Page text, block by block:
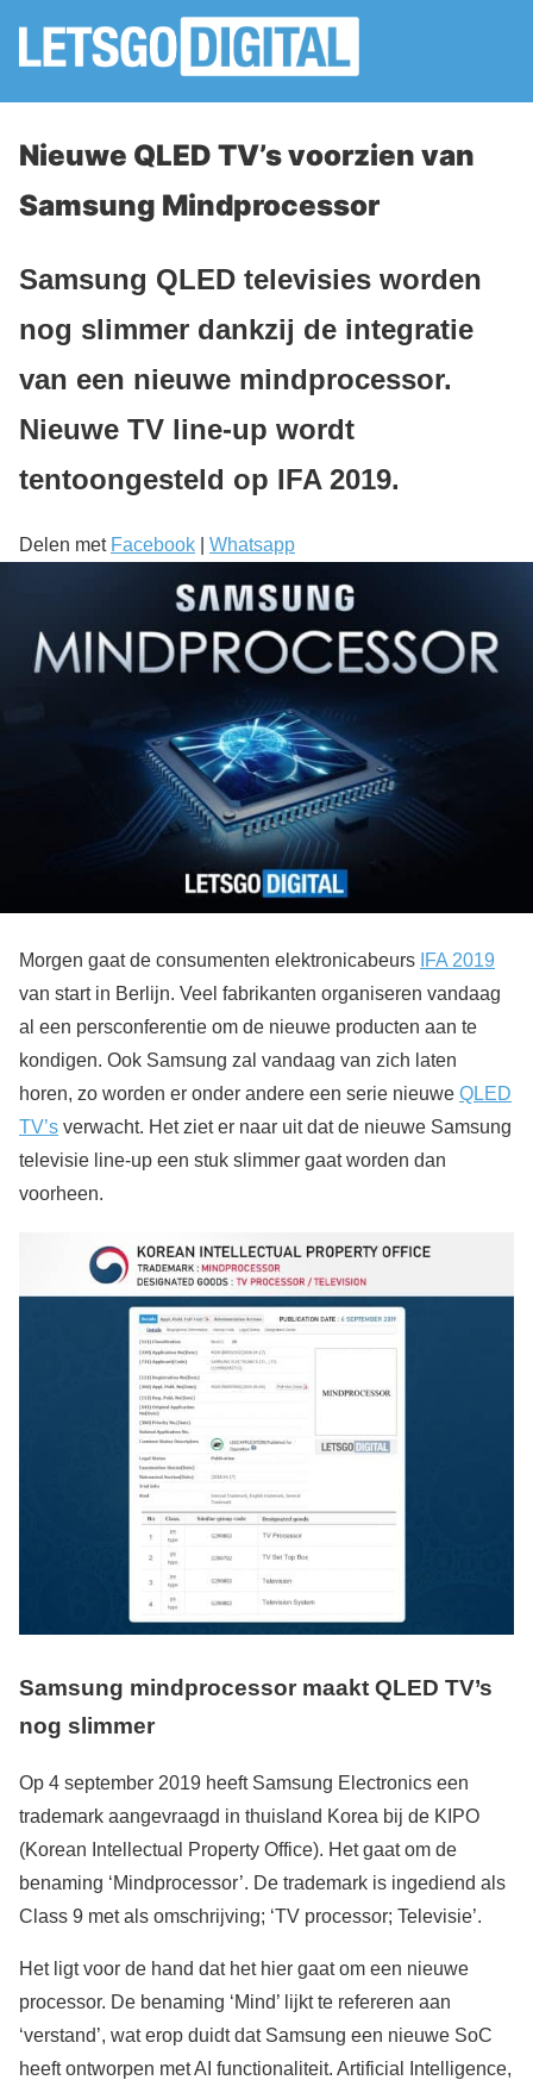
Nieuwe QLED TV’s voorzien van
Samsung Mindprocessor
Samsung QLED televisies worden
nog slimmer dankzij de integratie
van een nieuwe mindprocessor.
Nieuwe TV line-up wordt
tentoongesteld op IFA 2019.
Delen met Facebook Whatsapp
Morgen gaat de consumenten elektronicabeurs IFA 2019
van start in Berlijn. Veel fabrikanten organiseren vandaag
al een persconferentie om de nieuwe producten aan te
kondigen. Ook Samsung zal vandaag van zich laten
horen, zo worden er onder andere een serie nieuwe QLED
TV’s verwacht. Het ziet er naar uit dat de nieuwe Samsung
televisie line-up een stuk slimmer gaat worden dan
voorheen.
Samsung mindprocessor maakt QLED TV’s
nog slimmer
Op 4 september 2019 heeft Samsung Electronics een
trademark aangevraagd in thuisland Korea bij de KIPO
(Korean Intellectual Property Office). Het gaat om de
benaming ‘Mindprocessor’. De trademark is ingediend als
Class 9 met als omschrijving; ‘TV processor; Televisie’.
Het ligt voor de hand dat het hier gaat om een nieuwe
processor. De benaming ‘Mind’ lijkt te refereren aan
‘verstand’, wat erop duidt dat Samsung een nieuwe SoC
heeft ontworpen met AI functionaliteit. Artificial Intelligence,